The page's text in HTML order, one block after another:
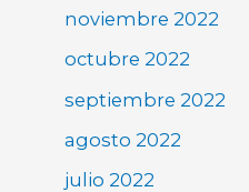
noviembre 2022
octubre 2022
septiembre 2022
agosto 2022
julio 2022